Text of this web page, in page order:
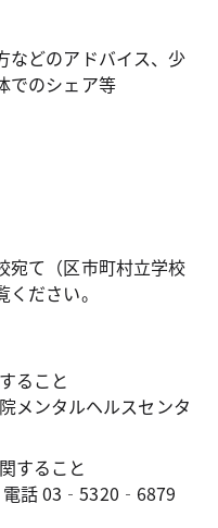
などのアドバイス、少
でのシェア等
宛て（区市町村立学校
ださい。
ること
メンタルヘルスセンタ
すること
電話 03‐5320‐6879